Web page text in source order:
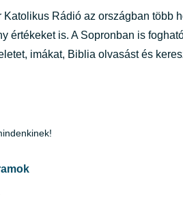
Katolikus Rádió az országban több
értékeket is. A Sopronban is
imákat, Biblia olvasást és